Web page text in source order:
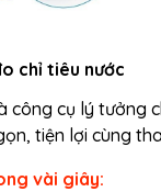
chỉ tiêu nước
công cụ lý tưởng
tiện lợi cùng
vài giây: